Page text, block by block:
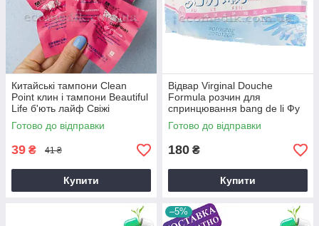
Китайські тампони Clean
Point клин і тампони Beautiful
Life б'ють лайф Свіжі
Готово до відправки
39 ₴ 41 ₴
Купити
Відвар Virginal Douche
Formula розчин для
спринцювання bang de li Фу
шу к тампонам бьютифул
лайф beautiful life і клін поінт
Готово до відправки
180 ₴
Купити
–5%